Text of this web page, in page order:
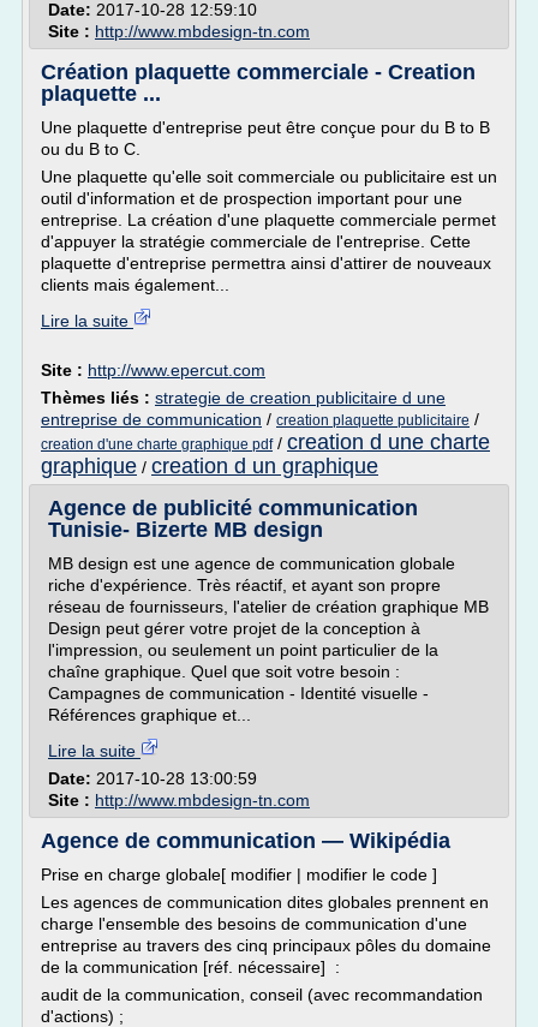
Date: 2017-10-28 12:59:10
Site : http://www.mbdesign-tn.com
Création plaquette commerciale - Creation
plaquette ...
Une plaquette d'entreprise peut être conçue pour du B to B
ou du B to C.
Une plaquette qu'elle soit commerciale ou publicitaire est un
outil d'information et de prospection important pour une
entreprise. La création d'une plaquette commerciale permet
d'appuyer la stratégie commerciale de l'entreprise. Cette
plaquette d'entreprise permettra ainsi d'attirer de nouveaux
clients mais également...
Lire la suite
Site : http://www.epercut.com
Thèmes liés : strategie de creation publicitaire d une
entreprise de communication / creation plaquette publicitaire /
creation d'une charte graphique pdf/ creation d une charte
graphique / creation d un graphique
Agence de publicité communication
Tunisie- Bizerte MB design
MB design est une agence de communication globale
riche d'expérience. Très réactif, et ayant son propre
réseau de fournisseurs, l'atelier de création graphique MB
Design peut gérer votre projet de la conception à
l'impression, ou seulement un point particulier de la
chaîne graphique. Quel que soit votre besoin :
Campagnes de communication - Identité visuelle -
Références graphique et...
Lire la suite
Date: 2017-10-28 13:00:59
Site : http://www.mbdesign-tn.com
Agence de communication — Wikipédia
Prise en charge globale[ modifier | modifier le code ]
Les agences de communication dites globales prennent en
charge l'ensemble des besoins de communication d'une
entreprise au travers des cinq principaux pôles du domaine
de la communication [réf. nécessaire] :
audit de la communication, conseil (avec recommandation
d'actions) ;